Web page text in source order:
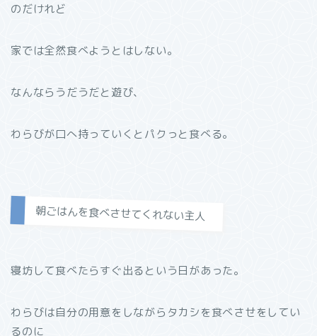
のだけれど
家では全然食べようとはしない。
なんならうだうだと遊び、
わらびが口へ持っていくとパクっと食べる。
朝ごはんを食べさせてくれない主人
寝坊して食べたらすぐ出るという日があった。
わらびは自分の用意をしながらタカシを食べさせをしてい
るのに